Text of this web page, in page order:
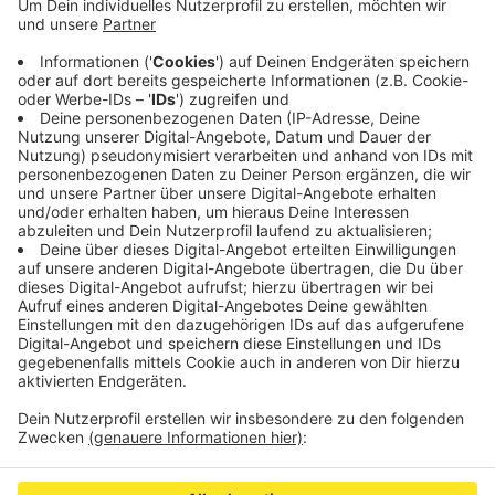
82.
Laut der Krisenstäbe liegen die gesunken
Fallzahlen daran, dass mehr Menschen wieder
gesund geworden sind, als sich neu angesteckt
haben. Die Zahl der Todesfälle liegt weiter bei 100.
Veröffentlicht:Montag, 10.08.2020 12:38
Anzeige
Anzeige